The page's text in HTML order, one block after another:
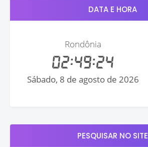
DATA E HORA
PESQUISAR NO SITE